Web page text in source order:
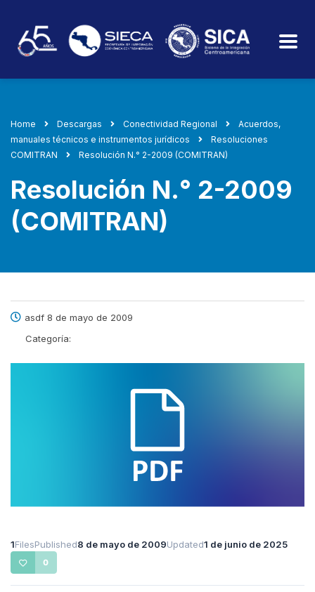
Home Descargas Conectividad Regional
Acuerdos,
manuales técnicos e instrumentos jurídicos
Resoluciones
COMITRAN
Resolución N.° 2-2009 (COMITRAN)
Resolución N.° 2-2009
(COMITRAN)
asdf 8 de mayo de 2009
Categoría:
1FilesPublished8 de mayo de 2009Updated1 de junio de 2025
0